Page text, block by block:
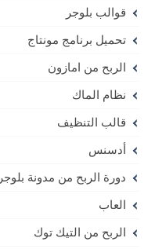
قوالب بلوجر
تحميل برنامج مونتاج
الربح من امازون
نظام الماك
قالب التنظيف
أدسنس
دورة الربح من مدونة بلوجر2021
العاب
الربح من التيك توك